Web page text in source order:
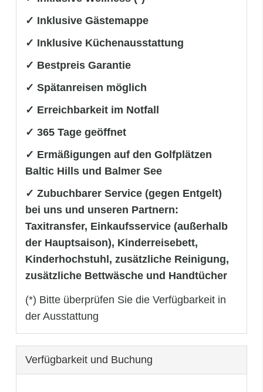
✓ Inklusive Gästemappe
✓ Inklusive Küchenausstattung
✓ Bestpreis Garantie
✓ Spätanreisen möglich
✓ Erreichbarkeit im Notfall
✓ 365 Tage geöffnet
✓ Ermäßigungen auf den Golfplätzen
Baltic Hills und Balmer See
✓ Zubuchbarer Service (gegen Entgelt)
bei uns und unseren Partnern:
Taxitransfer, Einkaufsservice (außerhalb
der Hauptsaison), Kinderreisebett,
Kinderhochstuhl, zusätzliche Reinigung,
zusätzliche Bettwäsche und Handtücher
(*) Bitte überprüfen Sie die Verfügbarkeit in
der Ausstattung
Verfügbarkeit und Buchung